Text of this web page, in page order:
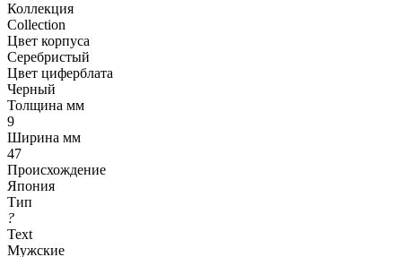
Коллекция
Collection
Цвет корпуса
Серебристый
Цвет циферблата
Черный
Толщина мм
9
Ширина мм
47
Происхождение
Япония
Тип
?
Text
Мужские